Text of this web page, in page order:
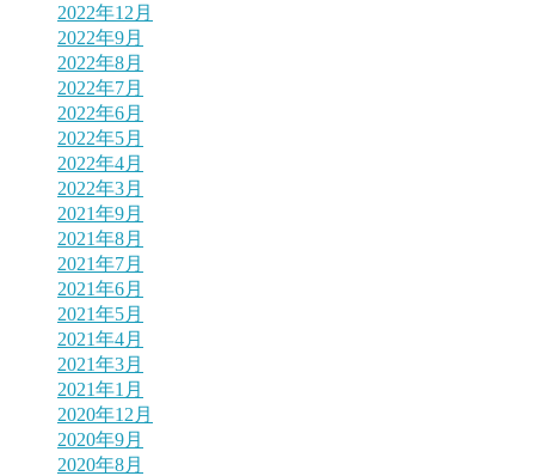
2022年12月
2022年9月
2022年8月
2022年7月
2022年6月
2022年5月
2022年4月
2022年3月
2021年9月
2021年8月
2021年7月
2021年6月
2021年5月
2021年4月
2021年3月
2021年1月
2020年12月
2020年9月
2020年8月